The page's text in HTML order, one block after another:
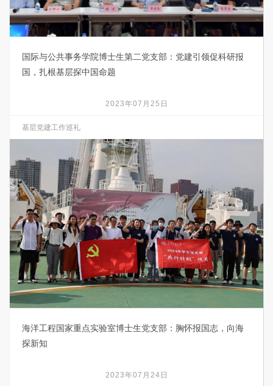
国际与公共事务学院博士生第二党支部：党建引领促科研报
国，扎根基层探中国命题
2023年07月25日
基层党建工作巡礼
海洋工程国家重点实验室博士生党支部：胸怀报国志，向海
探新知
2023年07月24日